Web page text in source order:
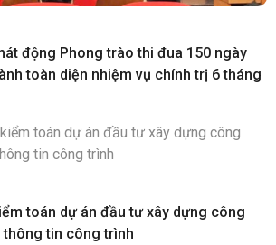
động Phong trào thi đua 150 ngày
toàn diện nhiệm vụ chính trị 6 tháng
toán dự án đầu tư xây dựng công
tin công trình